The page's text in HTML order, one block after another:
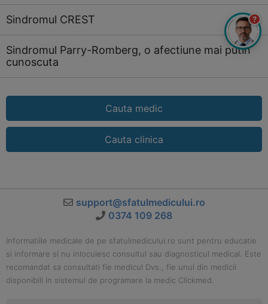
Sindromul CREST
Sindromul Parry-Romberg, o afectiune mai putin
cunoscuta
Cauta medic
Cauta clinica
support@sfatulmedicului.ro
0374 109 268
Informatiile medicale de pe sfatulmedicului.ro sunt pentru educatie
si informare si nu inlocuiesc consultul sau diagnosticul medical. Este
recomandat sa consultati fie medicul Dvs., fie unul din medicii
disponibili in sistemul de programare la medic Clickmed.
?